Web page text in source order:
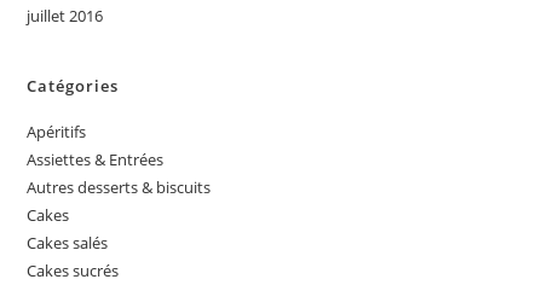
juillet 2016
Catégories
Apéritifs
Assiettes & Entrées
Autres desserts & biscuits
Cakes
Cakes salés
Cakes sucrés